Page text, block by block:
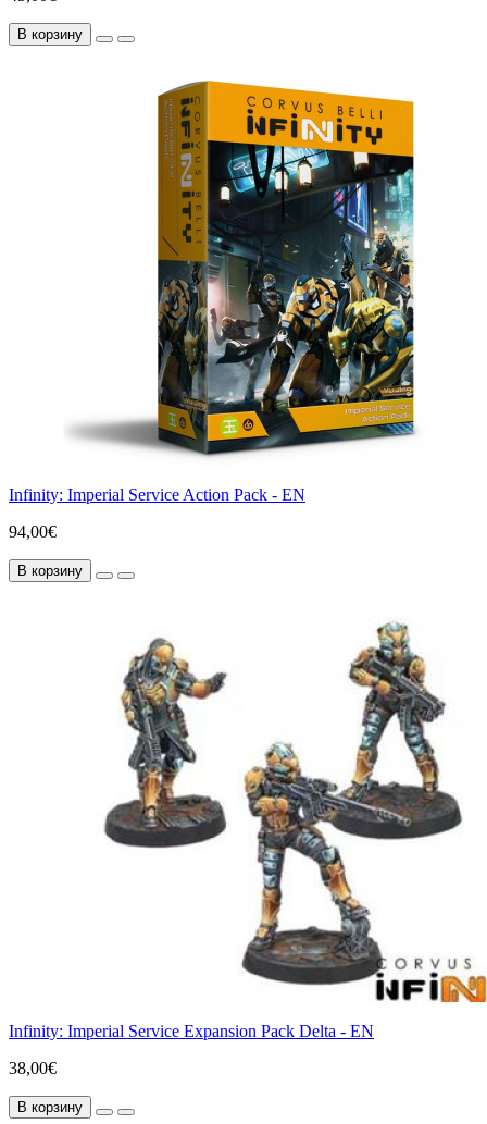
В корзину
Infinity: Imperial Service Action Pack - EN
94,00€
В корзину
Infinity: Imperial Service Expansion Pack Delta - EN
38,00€
В корзину